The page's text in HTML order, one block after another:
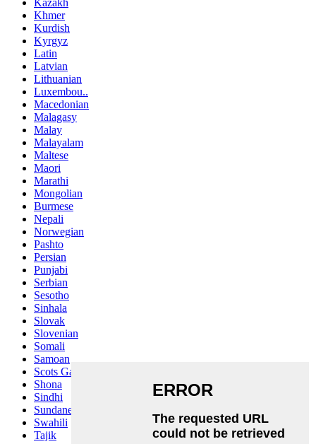
Khmer
Kurdish
Kyrgyz
Latin
Latvian
Lithuanian
Luxembou..
Macedonian
Malagasy
Malay
Malayalam
Maltese
Maori
Marathi
Mongolian
Burmese
Nepali
Norwegian
Pashto
Persian
Punjabi
Serbian
Sesotho
Sinhala
Slovak
Slovenian
Somali
Samoan
Scots Gaelic
Shona
Sindhi
Sundanese
Swahili
Tajik